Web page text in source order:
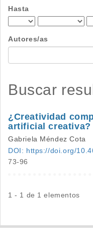
Hasta
Autores/as
Buscar
¿Creatividad
artificial creativa?
Gabriela Méndez Cota
DOI: https://doi.org/
73-96
1 - 1 de 1 elementos